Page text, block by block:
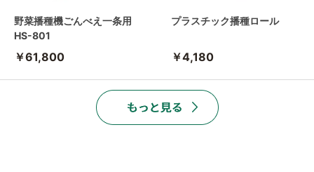
野菜播種機ごんべえ一条用
HS-801
￥61,800
プラスチック播種ロール
￥4,180